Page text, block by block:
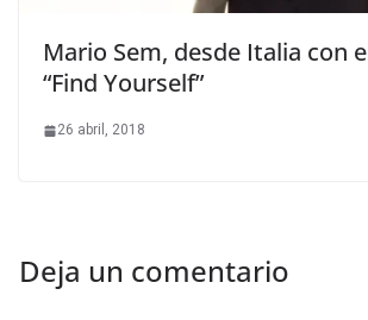
Mario Sem, desde Italia con
“Find Yourself”
26 abril, 2018
Deja un comentario